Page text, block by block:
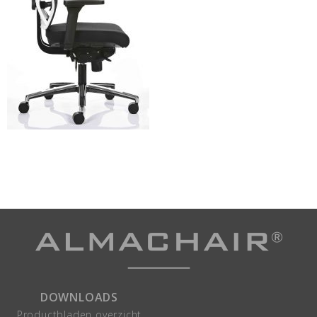
DOWNLOADS
Productbladen overzicht